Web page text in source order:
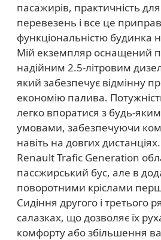
пасажирів, практичність
перевезень і все це
функціональністю будинка
Мій екземпляр оснащений
надійним 2.5-літровим
який забезпечує відмінну
економію палива.
легко впоратися з будь-
умовами, забезпечуючи
навіть на довгих дистанціях.
Renault Trafic Generation
пассжирський бус, але в
поворотними кріслами
Сидіння другого і третього
салазках, що дозволяє їх
комфорту або збільшення